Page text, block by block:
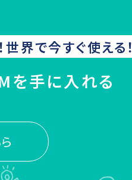
世界で今すぐ使える！
を手に入れる